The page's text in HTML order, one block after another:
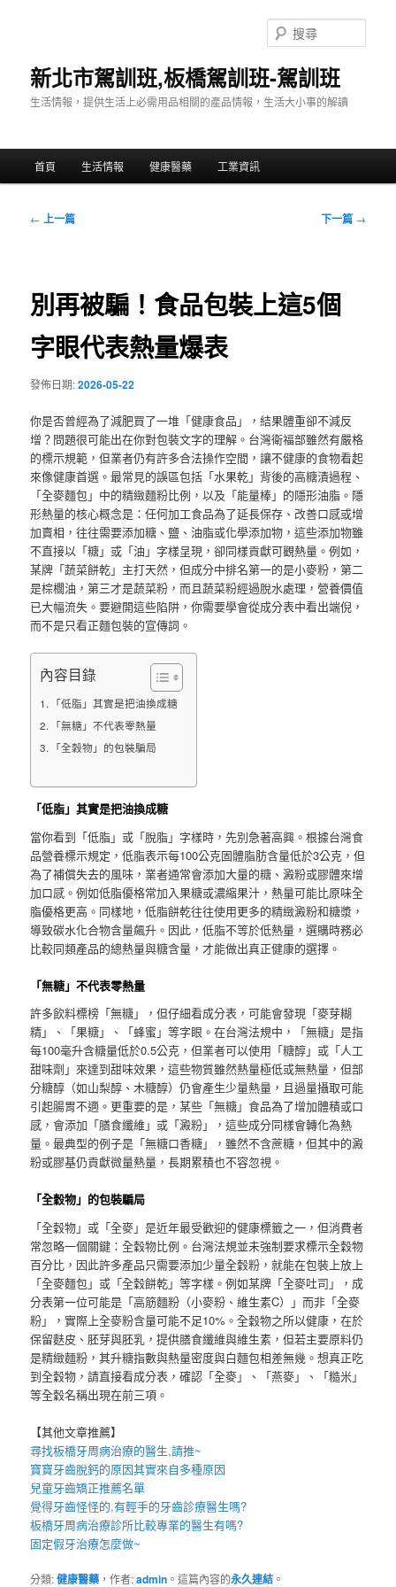
新北市駕訓班,板橋駕訓班-駕訓班
生活情報，提供生活上必需用品相關的產品情報，生活大小事的解讀
尋
首頁 生活情報 健康醫藥 工業資訊
文
← 上一篇 下一篇 →
別再被騙！食品包裝上這5個
字眼代表熱量爆表
發佈日期:2026-05-22
你是否曾經為了減肥買了一堆「健康食品」，結果體重卻不減反
增？問題很可能出在你對包裝文字的理解。台灣衛福部雖然有嚴格
的標示規範，但業者仍有許多合法操作空間，讓不健康的食物看起
來像健康首選。最常見的誤區包括「水果乾」背後的高糖漬過程、
「全麥麵包」中的精緻麵粉比例，以及「能量棒」的隱形油脂。隱
形熱量的核心概念是：任何加工食品為了延長保存、改善口感或增
加賣相，往往需要添加糖、鹽、油脂或化學添加物，這些添加物雖
不直接以「糖」或「油」字樣呈現，卻同樣貢獻可觀熱量。例如，
某牌「蔬菜餅乾」主打天然，但成分中排名第一的是小麥粉，第二
是棕櫚油，第三才是蔬菜粉，而且蔬菜粉經過脫水處理，營養價值
已大幅流失。要避開這些陷阱，你需要學會從成分表中看出端倪，
而不是只看正麵包裝的宣傳詞。
內容目錄
「低脂」其實是把油換成糖
「無糖」不代表零熱量
「全穀物」的包裝騙局
「低脂」其實是把油換成糖
當你看到「低脂」或「脫脂」字樣時，先別急著高興。根據台灣食
品營養標示規定，低脂表示每100公克固體脂肪含量低於3公克，但
為了補償失去的風味，業者通常會添加大量的糖、澱粉或膠體來增
加口感。例如低脂優格常加入果糖或濃縮果汁，熱量可能比原味全
脂優格更高。同樣地，低脂餅乾往往使用更多的精緻澱粉和糖漿，
導致碳水化合物含量飆升。因此，低脂不等於低熱量，選購時務必
比較同類產品的總熱量與糖含量，才能做出真正健康的選擇。
「無糖」不代表零熱量
許多飲料標榜「無糖」，但仔細看成分表，可能會發現「麥芽糊
精」、「果糖」、「蜂蜜」等字眼。在台灣法規中，「無糖」是指
每100毫升含糖量低於0.5公克，但業者可以使用「糖醇」或「人工
甜味劑」來達到甜味效果，這些物質雖然熱量極低或無熱量，但部
分糖醇（如山梨醇、木糖醇）仍會產生少量熱量，且過量攝取可能
引起腸胃不適。更重要的是，某些「無糖」食品為了增加體積或口
感，會添加「膳食纖維」或「澱粉」，這些成分同樣會轉化為熱
量。最典型的例子是「無糖口香糖」，雖然不含蔗糖，但其中的澱
粉或膠基仍貢獻微量熱量，長期累積也不容忽視。
「全穀物」的包裝騙局
「全穀物」或「全麥」是近年最受歡迎的健康標籤之一，但消費者
常忽略一個關鍵：全穀物比例。台灣法規並未強制要求標示全穀物
百分比，因此許多產品只需要添加少量全穀粉，就能在包裝上放上
「全麥麵包」或「全穀餅乾」等字樣。例如某牌「全麥吐司」，成
分表第一位可能是「高筋麵粉（小麥粉、維生素C）」而非「全麥
粉」，實際上全麥粉含量可能不足10%。全穀物之所以健康，在於
保留麩皮、胚芽與胚乳，提供膳食纖維與維生素，但若主要原料仍
是精緻麵粉，其升糖指數與熱量密度與白麵包相差無幾。想真正吃
到全穀物，請直接看成分表，確認「全麥」、「燕麥」、「糙米」
等全穀名稱出現在前三項。
【其他文章推薦】
尋找板橋牙周病治療的醫生,請推~
寶寶牙齒脫鈣的原因其實來自多種原因
兒童牙齒矯正推薦名單
覺得牙齒怪怪的,有輕手的牙齒診療醫生嗎?
板橋牙周病治療診所比較專業的醫生有嗎?
固定假牙治療怎麼做~
分類:健康醫藥 ，作者:admin 。這篇內容的永久連結 。